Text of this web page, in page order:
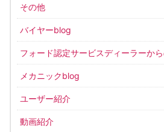
その他
バイヤーblog
フォード認定サービスディーラーか
メカニックblog
ユーザー紹介
動画紹介